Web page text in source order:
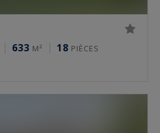
633 M² 18 PIÈCES